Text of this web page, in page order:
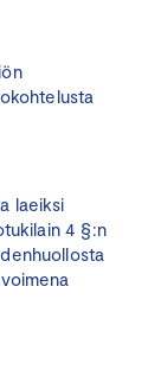
laeiksi
4 §:n